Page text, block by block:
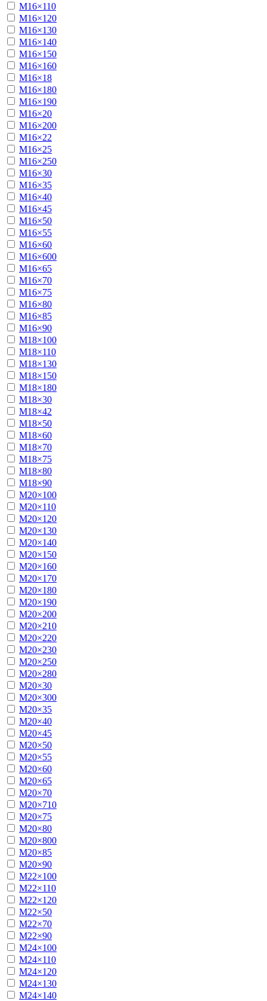
М16×110
М16×120
М16×130
М16×140
М16×150
М16×160
М16×18
М16×180
М16×190
М16×20
М16×200
М16×22
М16×25
М16×250
М16×30
М16×35
М16×40
М16×45
М16×50
М16×55
М16×60
М16×600
М16×65
М16×70
М16×75
М16×80
М16×85
М16×90
М18×100
М18×110
М18×130
М18×150
М18×180
М18×30
М18×42
М18×50
М18×60
М18×70
М18×75
М18×80
М18×90
М20×100
М20×110
М20×120
М20×130
М20×140
М20×150
М20×160
М20×170
М20×180
М20×190
М20×200
М20×210
М20×220
М20×230
М20×250
М20×280
М20×30
М20×300
М20×35
М20×40
М20×45
М20×50
М20×55
М20×60
М20×65
М20×70
М20×710
М20×75
М20×80
М20×800
М20×85
М20×90
М22×100
М22×110
М22×120
М22×50
М22×70
М22×90
М24×100
М24×110
М24×120
М24×130
М24×140